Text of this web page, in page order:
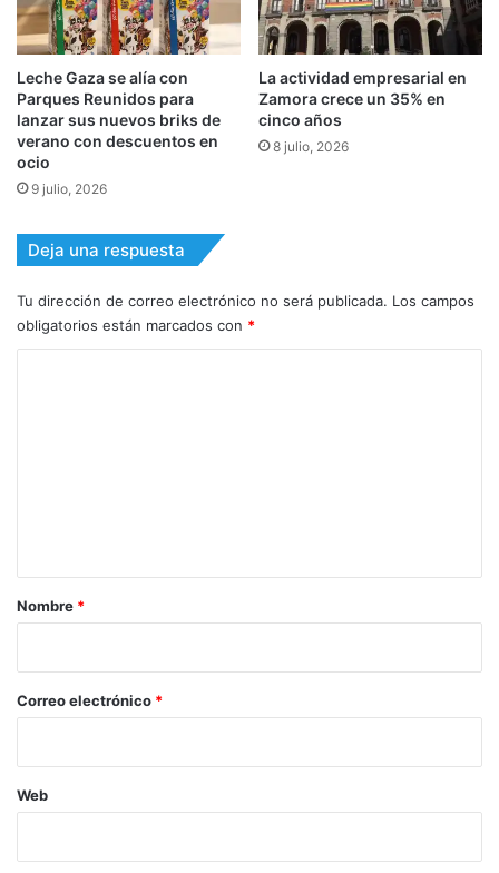
Leche Gaza se alía con
Parques Reunidos para
lanzar sus nuevos briks de
verano con descuentos en
ocio
9 julio, 2026
La actividad empresarial en
Zamora crece un 35% en
cinco años
8 julio, 2026
Deja una respuesta
Tu dirección de correo electrónico no será publicada. Los campos
obligatorios están marcados con *
r
*
Nombre *
Correo electrónico *
Web